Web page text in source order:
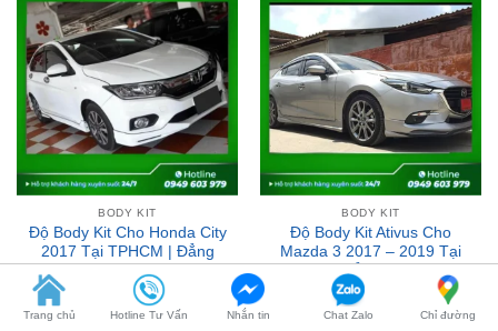
BODY KIT
Độ Body Kit Cho Honda City
2017 Tại TPHCM | Đẳng
Cấp – Sang Trọng
Liên hệ nhận giá ưu đãi
BODY KIT
Độ Body Kit Ativus Cho
Mazda 3 2017 – 2019 Tại
TPHCM | Đẳng Cấp – Sang
Trọng
Liên hệ nhận giá ưu đãi
Trang chủ Hotline Tư Vấn Nhắn tin Chat Zalo Chỉ đường